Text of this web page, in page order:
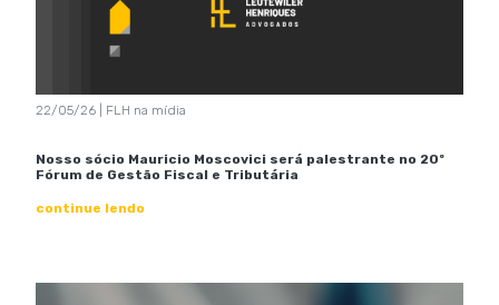
22/05/26 | FLH na mídia
Nosso sócio Mauricio Moscovici será palestrante no 20º
Fórum de Gestão Fiscal e Tributária
continue lendo